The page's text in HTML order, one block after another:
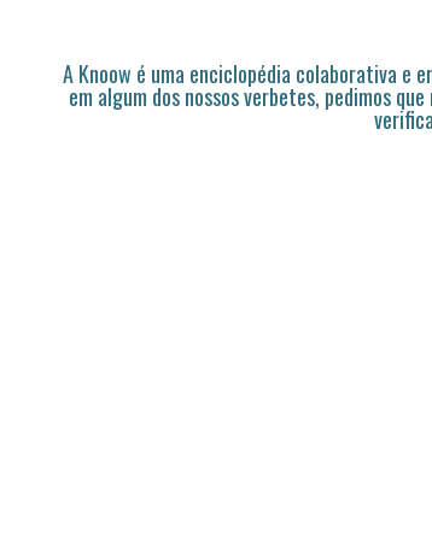
A Knoow é uma enciclopédia colaborativa e
em algum dos nossos verbetes, pedimos